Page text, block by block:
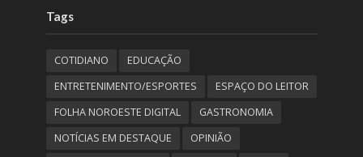
Tags
COTIDIANO
EDUCAÇÃO
ENTRETENIMENTO/ESPORTES
ESPAÇO DO LEITOR
FOLHA NOROESTE DIGITAL
GASTRONOMIA
NOTÍCIAS EM DESTAQUE
OPINIÃO